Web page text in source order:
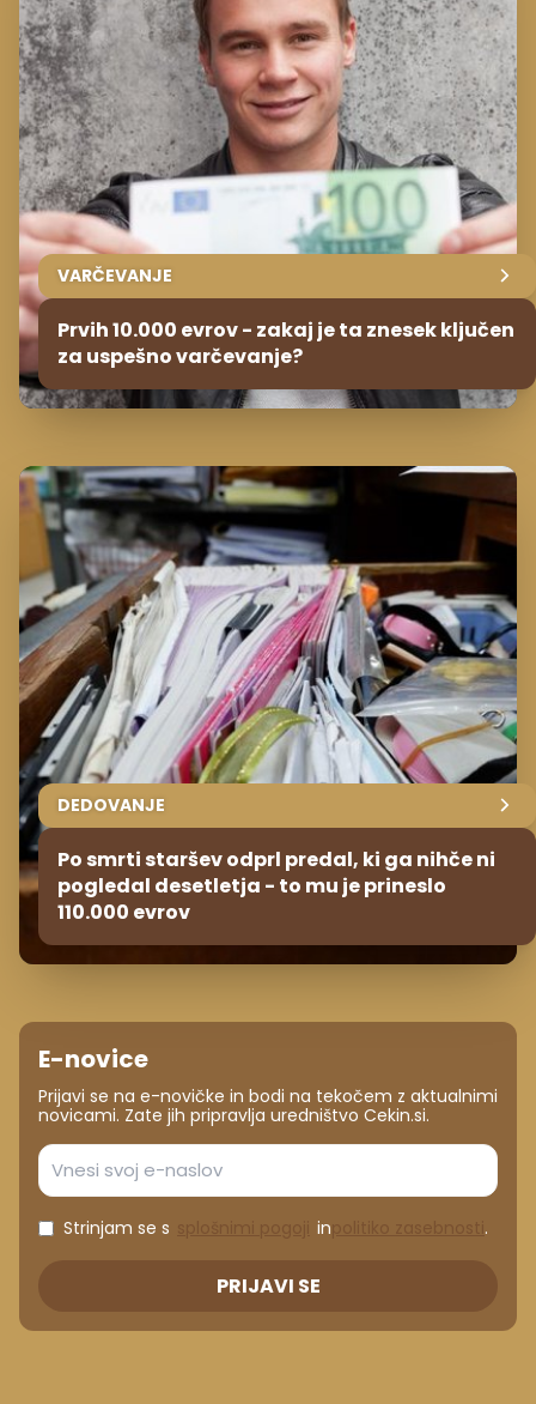
VARČEVANJE
Prvih 10.000 evrov - zakaj je ta znesek ključen
za uspešno varčevanje?
DEDOVANJE
Po smrti staršev odprl predal, ki ga nihče ni
pogledal desetletja - to mu je prineslo
110.000 evrov
E-novice
Prijavi se na e-novičke in bodi na tekočem z aktualnimi
novicami. Zate jih pripravlja uredništvo Cekin.si.
Strinjam se s in .
PRIJAVI SE